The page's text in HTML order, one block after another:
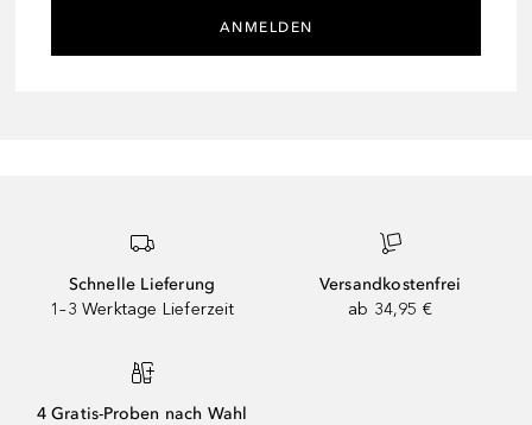
ANMELDEN
Schnelle Lieferung
1–3 Werktage Lieferzeit
Versandkostenfrei
ab 34,95 €
4 Gratis-Proben nach Wahl